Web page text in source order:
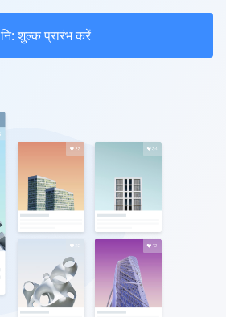
नि: शुल्क प्रारंभ करें